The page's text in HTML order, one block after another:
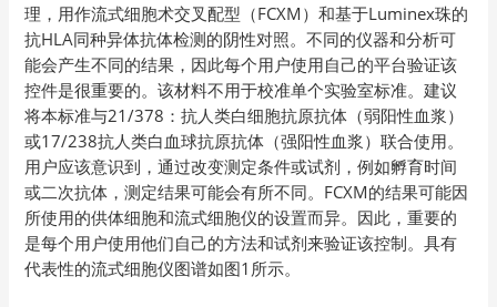
理，用作流式细胞术交叉配型（FCXM）和基于Luminex珠的
抗HLA同种异体抗体检测的阴性对照。不同的仪器和分析可
能会产生不同的结果，因此每个用户使用自己的平台验证该
控件是很重要的。该材料不用于校准单个实验室标准。建议
将本标准与21/378：抗人类白细胞抗原抗体（弱阳性血浆）
或17/238抗人类白血球抗原抗体（强阳性血浆）联合使用。
用户应该意识到，通过改变测定条件或试剂，例如孵育时间
或二次抗体，测定结果可能会有所不同。FCXM的结果可能因
所使用的供体细胞和流式细胞仪的设置而异。因此，重要的
是每个用户使用他们自己的方法和试剂来验证该控制。具有
代表性的流式细胞仪图谱如图1所示。